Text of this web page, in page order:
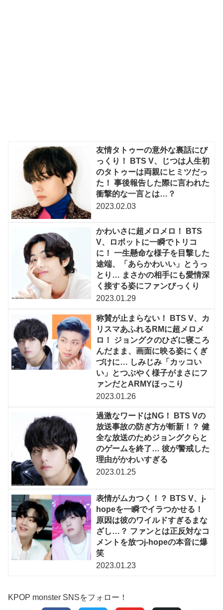
友情タトゥーの意外な裏話にび
っくり！ BTS V、じつは人生初
のタトゥーは両親にヒミツだっ
た！ 事後報告した際に言われた
衝撃的な一言とは…？
2023.02.03
かわいさに超メロメロ！ BTS
V、ロボットに一瞬でトリコ
に！ 一生懸命な様子を目撃した
途端、「あらかわいい」とうっ
とり… まさかの相手にも愛情深
く接する姿にファンびっくり
2023.01.29
称賛が止まらない！ BTS V、カ
リスマあふれるRMに超メロメ
ロ！ ジョングクのひざに寝ころ
んだまま、画面に映る姿にくぎ
づけに… しみじみ「カッコい
い」とつぶやく様子がまさにフ
ァンだとARMYほっこり
2023.01.26
過激なワードはNG！ BTS Vの
放送事故の防ぎ方が斬新！？ 健
全な放送のためジョングクらと
のゲームを終了… 彼が警戒した
理由がかわいすぎる
2023.01.25
表情がムカつく！？ BTS V、j-
hopeを一瞬でイラつかせる！
原因は彼のワイルドすぎるまな
ざし…？ ファンとは正反対なコ
メントを放つj-hopeの本音に爆
笑
2023.01.23
KPOP monster SNSをフォロー！